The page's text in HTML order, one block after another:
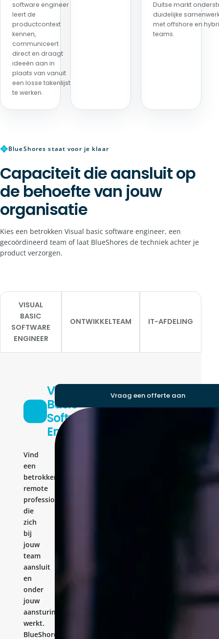
software engineer
leert de
productcontext
kennen,
communiceert
direct en draagt
ideeën aan in
plaats van vanuit
een losse takenlijst
te werken.
Duitse markt
duidelijke
met offshore en
teams.
✥BlueShores staat voor je klaar
Capaciteit die aansluit op
de behoefte van jouw
organisatie
Kies een betrokken Visual basic software engineer, een
gecoördineerd team of laat BlueShores de techniek achter je
product verzorgen.
VISUAL
BASIC
SOFTWARE
ENGINEER
ONTWIKKELTEAM IT-AFDELING
Visual
Basic
Software
Engineer
Vind
een
betrokken
remote
professional
die
zich
bij
jouw
team
aansluit
en
onder
jouw
aansturing
werkt.
BlueShores
Vraag een offerte aan